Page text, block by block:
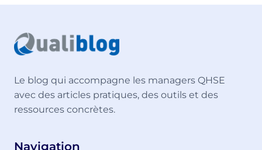
page
Le blog qui accompagne les managers QHSE
avec des articles pratiques, des outils et des
ressources concrètes.
Navigation